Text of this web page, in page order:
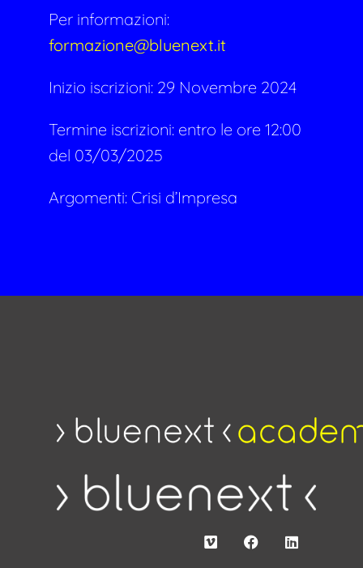
Per informazioni:
formazione@bluenext.it
Inizio iscrizioni: 29 Novembre 2024
Termine iscrizioni: entro le ore 12:00
del 03/03/2025
Argomenti: Crisi d’Impresa